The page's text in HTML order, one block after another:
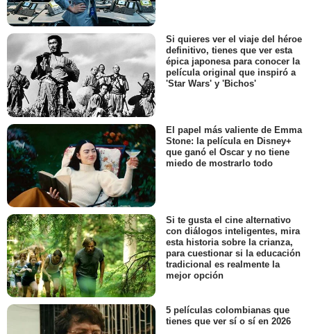
Si quieres ver el viaje del héroe
definitivo, tienes que ver esta
épica japonesa para conocer la
película original que inspiró a
'Star Wars' y 'Bichos'
El papel más valiente de Emma
Stone: la película en Disney+
que ganó el Oscar y no tiene
miedo de mostrarlo todo
Si te gusta el cine alternativo
con diálogos inteligentes, mira
esta historia sobre la crianza,
para cuestionar si la educación
tradicional es realmente la
mejor opción
5 películas colombianas que
tienes que ver sí o sí en 2026